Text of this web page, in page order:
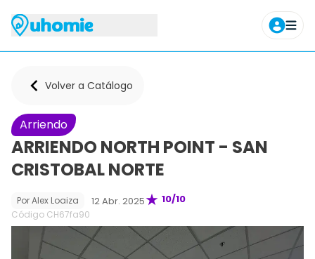
Agendar tour
Volver a Catálogo
Arriendo
ARRIENDO NORTH POINT - SAN
CRISTOBAL NORTE
10/10
PorAlex Loaiza 12 Abr. 2025
Código CH67fa90